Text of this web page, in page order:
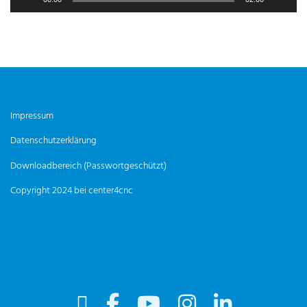
Impressum
Datenschutzerklärung
Downloadbereich (Passwortgeschützt)
Copyright 2024 bei center4cnc